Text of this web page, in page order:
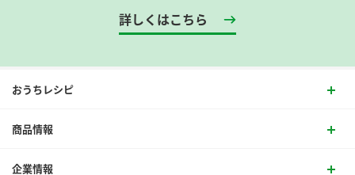
詳しくはこちら
おうちレシピ
商品情報
企業情報